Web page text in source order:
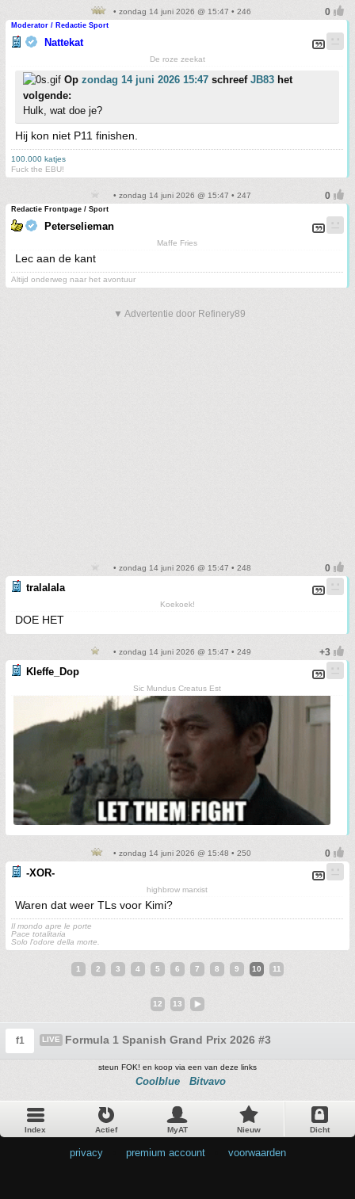
• zondag 14 juni 2026 @ 15:47 • 246
Moderator / Redactie Sport
Nattekat
De roze zeekat
Op zondag 14 juni 2026 15:47 schreef JB83 het
volgende:
Hulk, wat doe je?
Hij kon niet P11 finishen.
100.000 katjes
Fuck the EBU!
• zondag 14 juni 2026 @ 15:47 • 247
Redactie Frontpage / Sport
Peterselieman
Maffe Fries
Lec aan de kant
Altijd onderweg naar het avontuur
▼ Advertentie door Refinery89
• zondag 14 juni 2026 @ 15:47 • 248
tralalala
Koekoek!
DOE HET
• zondag 14 juni 2026 @ 15:47 • 249
Kleffe_Dop
Sic Mundus Creatus Est
• zondag 14 juni 2026 @ 15:48 • 250
-XOR-
highbrow marxist
Waren dat weer TLs voor Kimi?
Il mondo apre le porte
Pace totalitaria
Solo l'odore della morte.
1 2 3 4 5 6 7 8 9 10 11
12 13
f1 LIVE Formula 1 Spanish Grand Prix 2026 #3
steun FOK! en koop via een van deze links
Coolblue Bitvavo
Index Actief MyAT Nieuw Dicht
privacy premium account voorwaarden